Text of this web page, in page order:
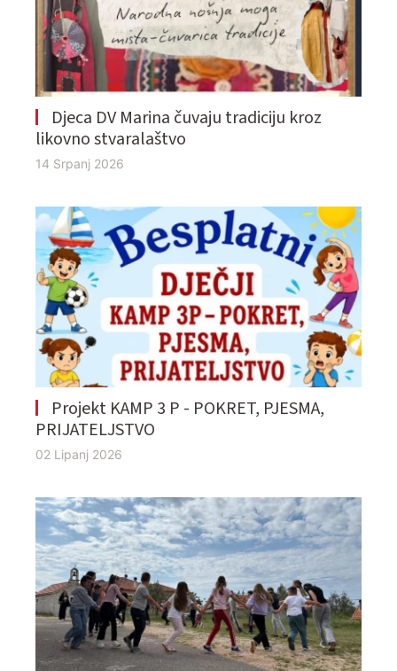
Djeca DV Marina čuvaju tradiciju kroz
likovno stvaralaštvo
14 Srpanj 2026
Projekt KAMP 3 P - POKRET, PJESMA,
PRIJATELJSTVO
02 Lipanj 2026